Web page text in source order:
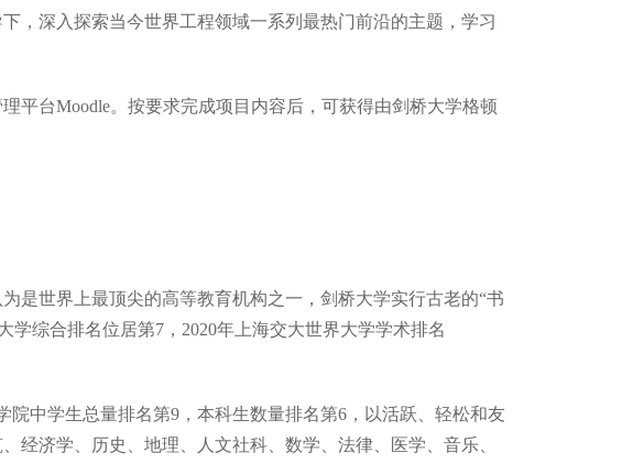
，深入探索当今世界工程领域一系列最热门前沿的主题，学习
平台Moodle。按要求完成项目内容后，可获得由剑桥大学格顿
是世界上最顶尖的高等教育机构之一，剑桥大学实行古老的“书
学综合排名位居第7，2020年上海交大世界大学学术排名
中学生总量排名第9，本科生数量排名第6，以活跃、轻松和友
经济学、历史、地理、人文社科、数学、法律、医学、音乐、